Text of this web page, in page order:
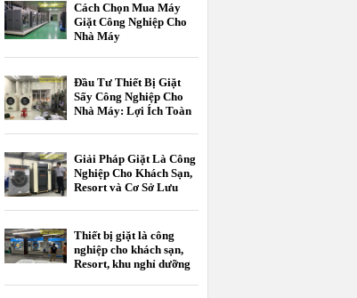
Cách Chọn Mua Máy
Giặt Công Nghiệp Cho
Nhà Máy
Đầu Tư Thiết Bị Giặt
Sấy Công Nghiệp Cho
Nhà Máy: Lợi Ích Toàn
Giải Pháp Giặt Là Công
Nghiệp Cho Khách Sạn,
Resort và Cơ Sở Lưu
Thiết bị giặt là công
nghiệp cho khách sạn,
Resort, khu nghỉ dưỡng